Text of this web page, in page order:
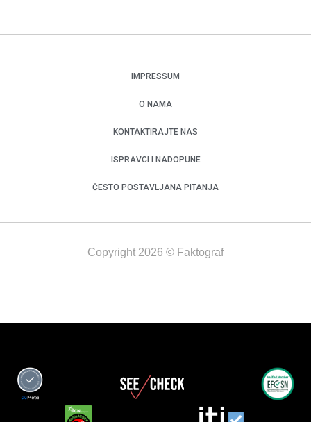
IMPRESSUM
O NAMA
KONTAKTIRAJTE NAS
ISPRAVCI I NADOPUNE
ČESTO POSTAVLJANA PITANJA
Copyright 2026 © Faktograf